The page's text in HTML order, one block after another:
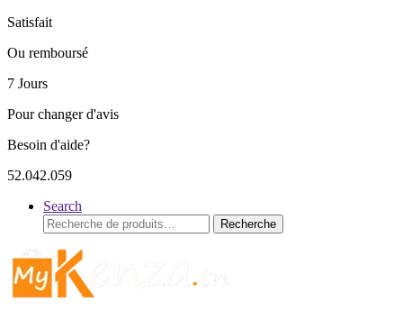
Satisfait
Ou remboursé
7 Jours
Pour changer d'avis
Besoin d'aide?
52.042.059
Search
Recherche
pour :
Recherche